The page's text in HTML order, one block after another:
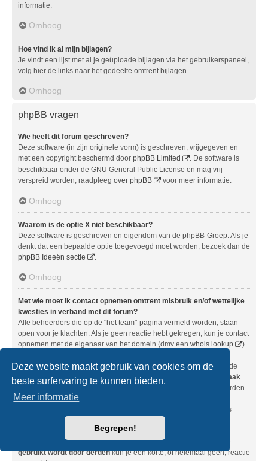
Deze website maakt gebruik van cookies om de
beste surfervaring te kunnen bieden.
Meer informatie
Begrepen!
informatie.
Omhoog
Hoe vind ik al mijn bijlagen?
Je vindt een lijst met al je geüploade bijlagen via het gebruikerspaneel,
volg hier de links naar het gedeelte omtrent bijlagen.
Omhoog
phpBB vragen
Wie heeft dit forum geschreven?
Deze software (in zijn originele vorm) is geschreven, vrijgegeven en
met een copyright beschermd door phpBB Limited
. De software is
beschikbaar onder de GNU General Public License en mag vrij
verspreid worden, raadpleeg over phpBB voor meer informatie.
Omhoog
Waarom is de optie X niet beschikbaar?
Deze software is geschreven en eigendom van de phpBB-Groep. Als je
denkt dat een bepaalde optie toegevoegd moet worden, bezoek dan de
phpBB Ideeën sectie
Omhoog
Met wie moet ik contact opnemen omtrent misbruik en/of wettelijke
kwesties in verband met dit forum?
Alle beheerders die op de "het team"-pagina vermeld worden, staan
open voor je klachten. Als je geen reactie hebt gekregen, kun je contact
opnemen met de eigenaar van het domein (dmv een whois lookup
)
nl.forums.cc, dotbb.be, enz.), het beheer of misbruik-afdeling van de
gratis host. Wees je er bewust van dat phpBB Limited
geen inspraak
heeft en dus in geen enkel geval aansprakelijk gehouden kan worden
over hoe, waar en door wie dit forum gebruikt wordt. Neem
contact op met phpBB Limited met vragen over wettelijke kwesties
(zoals aanspreekbaarheid, ongepaste commentaar, enz.) die
houden met de phpBB.com-website of de phpBB-
software. Als je phpBB Limited toch e-mailt over deze software die
gebruikt wordt door derdenkun je een korte, of helemaal geen, reactie